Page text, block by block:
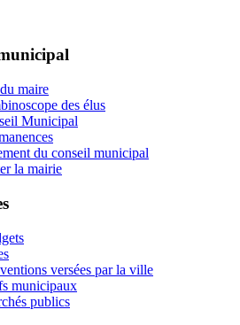
maire
des élus
Municipal
du conseil municipal
la mairie
versées par la ville
municipaux
publics